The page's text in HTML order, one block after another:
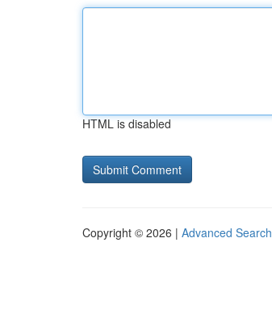
HTML is disabled
Copyright © 2026 | Advanced Search